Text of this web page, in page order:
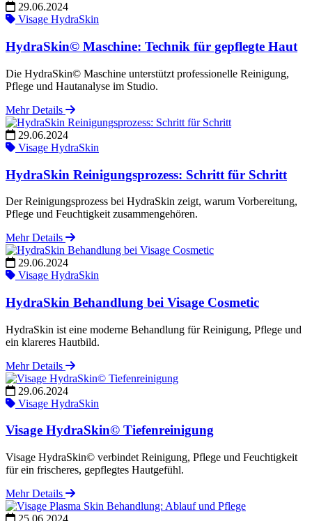
29.06.2024
Visage HydraSkin
HydraSkin© Maschine: Technik für gepflegte Haut
Die HydraSkin© Maschine unterstützt professionelle Reinigung,
Pflege und Hautanalyse im Studio.
Mehr Details
29.06.2024
Visage HydraSkin
HydraSkin Reinigungsprozess: Schritt für Schritt
Der Reinigungsprozess bei HydraSkin zeigt, warum Vorbereitung,
Pflege und Feuchtigkeit zusammengehören.
Mehr Details
29.06.2024
Visage HydraSkin
HydraSkin Behandlung bei Visage Cosmetic
HydraSkin ist eine moderne Behandlung für Reinigung, Pflege und
ein klareres Hautbild.
Mehr Details
29.06.2024
Visage HydraSkin
Visage HydraSkin© Tiefenreinigung
Visage HydraSkin© verbindet Reinigung, Pflege und Feuchtigkeit
für ein frischeres, gepflegtes Hautgefühl.
Mehr Details